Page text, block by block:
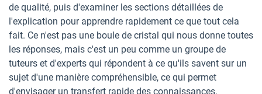
de qualité, puis d'examiner les sections détaillées de
l'explication pour apprendre rapidement ce que tout cela
fait. Ce n'est pas une boule de cristal qui nous donne toutes
les réponses, mais c'est un peu comme un groupe de
tuteurs et d'experts qui répondent à ce qu'ils savent sur un
sujet d'une manière compréhensible, ce qui permet
d'envisager un transfert rapide des connaissances.